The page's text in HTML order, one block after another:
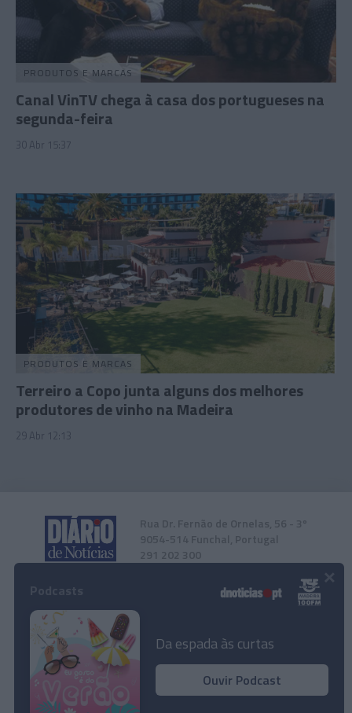
PRODUTOS E MARCAS
Canal VinTV chega à casa dos portugueses na
segunda-feira
30 Abr 15:37
PRODUTOS E MARCAS
Terreiro a Copo junta alguns dos melhores
produtores de vinho na Madeira
29 Abr 12:13
Rua Dr. Fernão de Ornelas, 56 - 3º
9054-514 Funchal, Portugal
291 202 300
Instale a nossa App
© 2026 Empresa Diário de Notícias, Lda.
Da espada às curtas
Ouvir Podcast
×